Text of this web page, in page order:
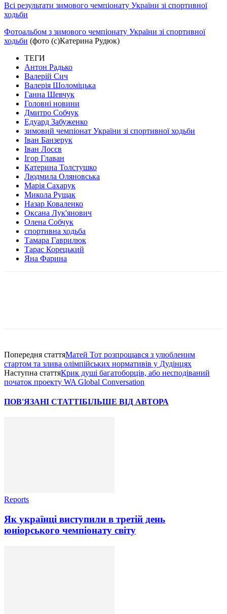
Всі результати зимового чемпіонату України зі спортивної
ходьби
Фотоальбом з зимового чемпіонату України зі спортивної
ходьби (фото (с)Катерина Рудюк)
ТЕГИ
Антон Радько
Валерій Сич
Валерія Шоломіцька
Ганна Шевчук
Головні новини
Дмитро Собчук
Едуард Забуженко
зимовий чемпіонат України зі спортивної ходьби
Іван Банзерук
Іван Лосєв
Ігор Главан
Катерина Толстушко
Людмила Оляновська
Марія Сахарук
Микола Рущак
Назар Коваленко
Оксана Лук'янович
Олена Собчук
спортивна ходьба
Тамара Гаврилюк
Тарас Корецький
Яна Фарина
Попередня статтяМатей Тот розпрощався з улюбленим
стартом та злива олімпійських нормативів у Дудінцях
Наступна статтяКрик душі багатоборців, або несподіваний
початок проекту WA Global Conversation
ПОВ'ЯЗАНІ СТАТТІБІЛЬШЕ ВІД АВТОРА
Reports
Як українці виступили в третій день
юніорського чемпіонату світу